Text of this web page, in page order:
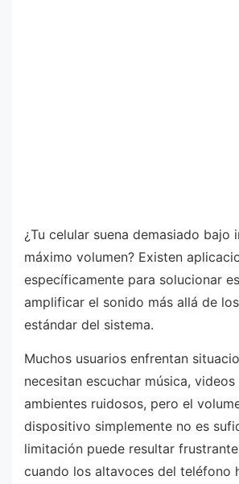
¿Tu celular suena demasiado bajo
máximo volumen? Existen
específicamente para solucionar
amplificar el sonido más allá de
estándar del sistema.
Muchos usuarios enfrentan
necesitan escuchar música,
ambientes ruidosos, pero el
dispositivo simplemente no es
limitación puede resultar
cuando los altavoces del teléfono